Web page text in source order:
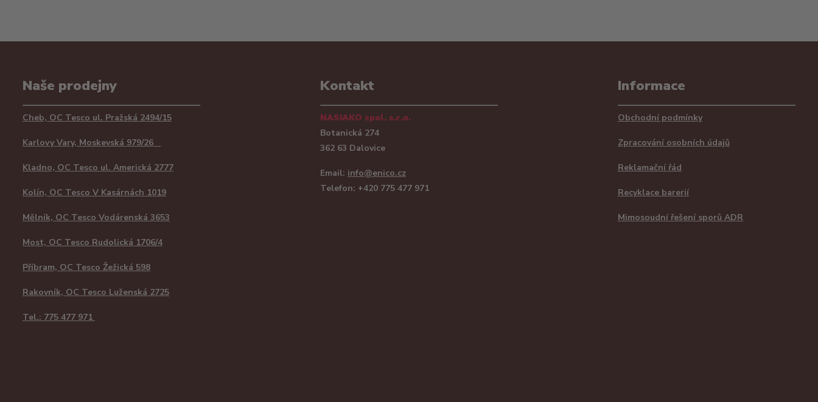
Naše prodejny
Cheb, OC Tesco ul. Pražská 2494/15
Karlovy Vary, Moskevská 979/26
Kladno, OC Tesco ul. Americká 2777
Kolín, OC Tesco V Kasárnách 1019
Mělník, OC Tesco Vodárenská 3653
Most, OC Tesco Rudolická 1706/4
Příbram, OC Tesco Žežická 598
Rakovník, OC Tesco Luženská 2725
Tel.: 775 477 971
Kontakt
NASIAKO spol. s.r.o.
Botanická 274
362 63 Dalovice
Email: info@enico.cz
Telefon: +420 775 477 971
Informace
Obchodní podmínky
Zpracování osobních údajů
Reklamační řád
Recyklace barerií
Mimosoudní řešení sporů ADR